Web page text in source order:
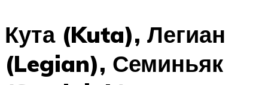
Кута (Kuta), Легиан
(Legian), Семиньяк